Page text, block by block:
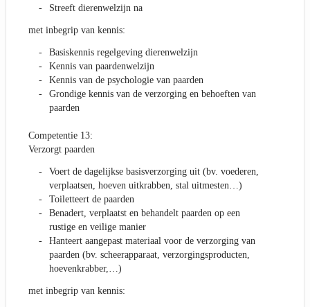
Streeft dierenwelzijn na
met inbegrip van kennis:
Basiskennis regelgeving dierenwelzijn
Kennis van paardenwelzijn
Kennis van de psychologie van paarden
Grondige kennis van de verzorging en behoeften van
paarden
Competentie 13:
Verzorgt paarden
Voert de dagelijkse basisverzorging uit (bv. voederen,
verplaatsen, hoeven uitkrabben, stal uitmesten…)
Toiletteert de paarden
Benadert, verplaatst en behandelt paarden op een
rustige en veilige manier
Hanteert aangepast materiaal voor de verzorging van
paarden (bv. scheerapparaat, verzorgingsproducten,
hoevenkrabber,…)
met inbegrip van kennis: